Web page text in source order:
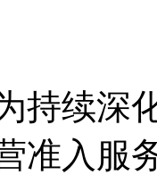
续深化
准入服